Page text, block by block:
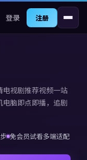
登录 注册
电视剧推荐视频一站
脑即点即播，追剧
免会员试看多端适配